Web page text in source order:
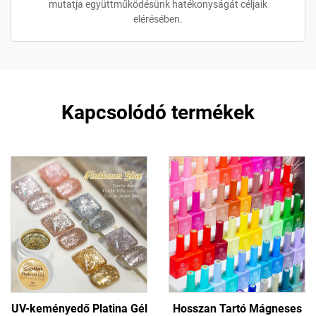
mutatja együttműködésünk hatékonyságát céljaik
elérésében.
Kapcsolódó termékek
UV-keményedő Platina Gél
Hosszan Tartó Mágneses